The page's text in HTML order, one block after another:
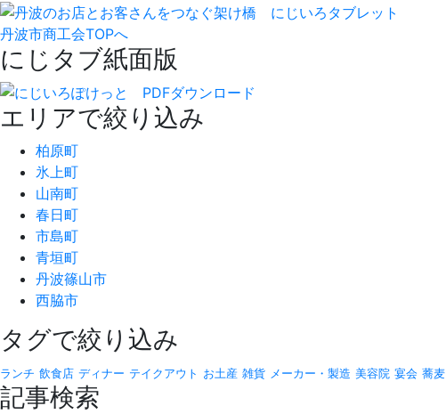
丹波市商工会TOPへ
にじタブ紙面版
エリアで絞り込み
柏原町
氷上町
山南町
春日町
市島町
青垣町
丹波篠山市
西脇市
タグで絞り込み
ランチ 飲食店 ディナー テイクアウト お土産 雑貨 メーカー・製造 美容院 宴会 蕎麦
記事検索